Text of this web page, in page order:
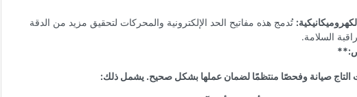
تُدمج هذه مفاتيح الحد الإلكترونية والمحركات لتحقيق مزيد من الدقة
السلامة.
صيانة وفحصًا منتظمًا لضمان عملها بشكل صحيح. يشمل ذلك: